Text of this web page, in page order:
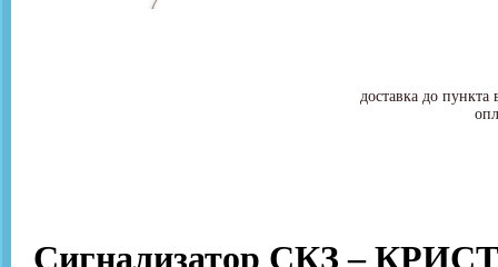
доставка до
Сигнализатор СКЗ –